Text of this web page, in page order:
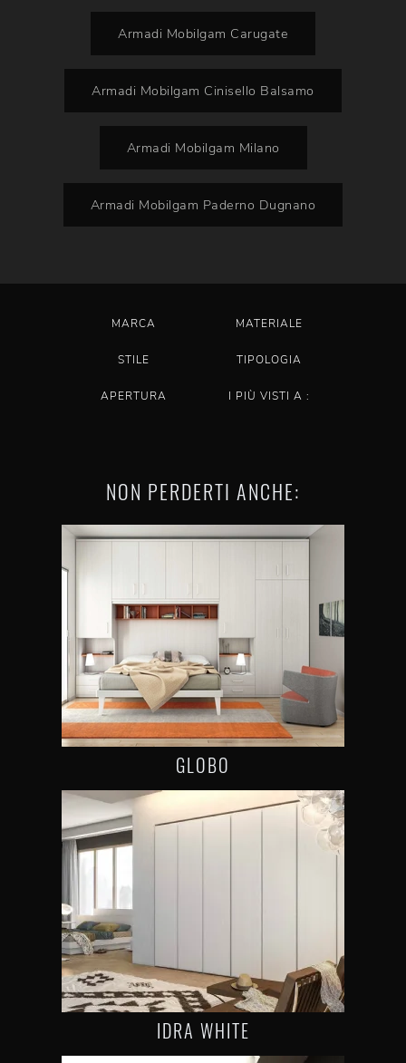
Armadi Mobilgam Carugate
Armadi Mobilgam Cinisello Balsamo
Armadi Mobilgam Milano
Armadi Mobilgam Paderno Dugnano
MARCA MATERIALE
STILE TIPOLOGIA
APERTURA I PIÙ VISTI A :
NON PERDERTI ANCHE:
GLOBO
IDRA WHITE